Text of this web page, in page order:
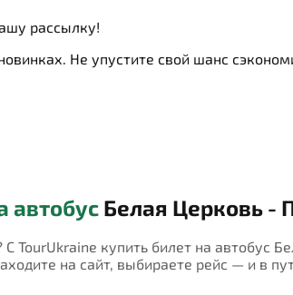
рассылку!
Не упустите свой шанс
автобус Белая Церковь -
TourUkraine купить билет на
на сайт, выбираете рейс — и в